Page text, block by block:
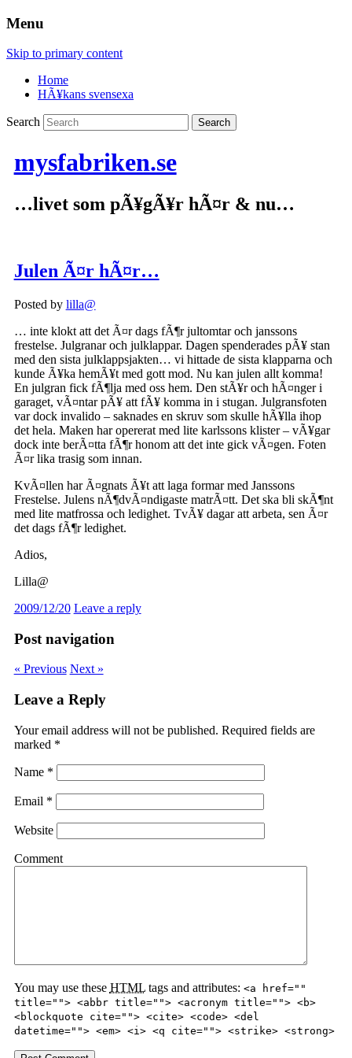
Menu
Skip to primary content
Home
HÃ¥kans svensexa
Search
mysfabriken.se
…livet som pÃ¥gÃ¥r hÃ¤r & nu…
Julen Ã¤r hÃ¤r…
Posted by lilla@
… inte klokt att det Ã¤r dags fÃ¶r jultomtar och janssons
frestelse. Julgranar och julklappar. Dagen spenderades pÃ¥ stan
med den sista julklappsjakten… vi hittade de sista klapparna och
kunde Ã¥ka hemÃ¥t med gott mod. Nu kan julen allt komma!
En julgran fick fÃ¶lja med oss hem. Den stÃ¥r och hÃ¤nger i
garaget, vÃ¤ntar pÃ¥ att fÃ¥ komma in i stugan. Julgransfoten
var dock invalido – saknades en skruv som skulle hÃ¥lla ihop
det hela. Maken har opererat med lite karlssons klister – vÃ¥gar
dock inte berÃ¤tta fÃ¶r honom att det inte gick vÃ¤gen. Foten
Ã¤r lika trasig som innan.
KvÃ¤llen har Ã¤gnats Ã¥t att laga formar med Janssons
Frestelse. Julens nÃ¶dvÃ¤ndigaste matrÃ¤tt. Det ska bli skÃ¶nt
med lite matfrossa och ledighet. TvÃ¥ dagar att arbeta, sen Ã¤r
det dags fÃ¶r ledighet.
Adios,
Lilla@
2009/12/20 Leave a reply
Post navigation
« Previous Next »
Leave a Reply
Your email address will not be published. Required fields are
marked *
Name *
Email *
Website
Comment
You may use these HTMLtags and attributes: <a href=""
title=""> <abbr title=""> <acronym title=""> <b>
<blockquote cite=""> <cite> <code> <del
datetime=""> <em> <i> <q cite=""> <strike> <strong>